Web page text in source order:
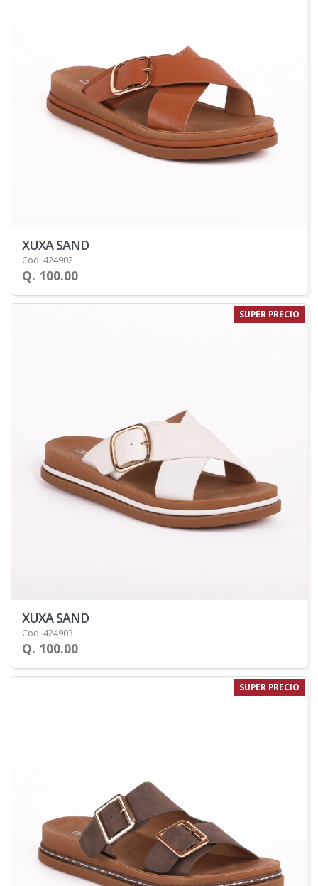
XUXA SAND
Cod. 424902
Q. 100.00
SUPER PRECIO
XUXA SAND
Cod. 424903
Q. 100.00
SUPER PRECIO